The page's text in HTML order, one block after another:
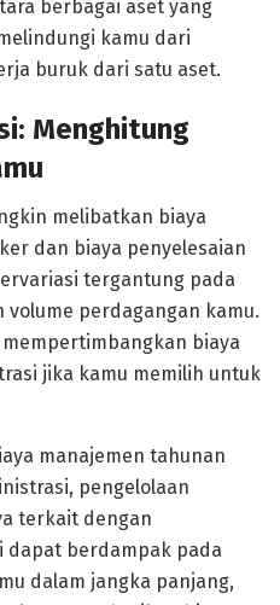
berbagai aset yang
kamu dari
buruk dari satu aset.
Menghitung
melibatkan biaya
dan biaya penyelesaian
tergantung pada
perdagangan kamu.
biaya
jika kamu memilih untuk
manajemen tahunan
pengelolaan
terkait dengan
dapat berdampak pada
dalam jangka panjang,